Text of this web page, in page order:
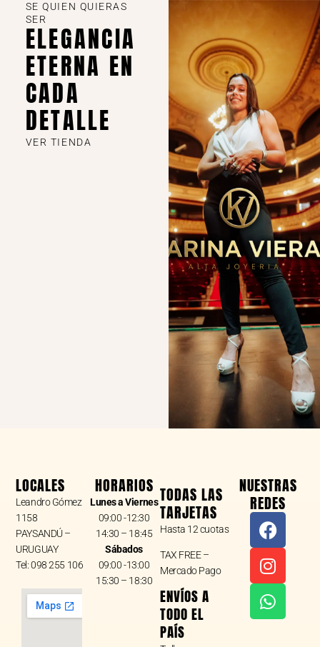
SE QUIEN QUIERAS
SER
ELEGANCIA
ETERNA EN
CADA
DETALLE
VER TIENDA
LOCALES
Leandro Gómez
1158
PAYSANDÚ –
URUGUAY
Tel: 098 255 106
HORARIOS
Lunes a Viernes
09:00 -12:30
14:30 – 18:45
Sábados
09:00 -13:00
15:30 – 18:30
TODAS LAS
TARJETAS
Hasta 12 cuotas
TAX FREE –
Mercado Pago
ENVÍOS A
TODO EL
PAÍS
NUESTRAS
REDES
F
a
c
e
b
o
I
n
s
t
a
g
W
h
a
t
s
a